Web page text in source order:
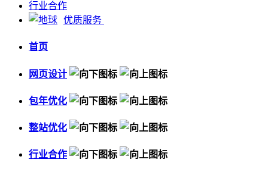
行业合作
优质服务
首页
网页设计
包年优化
整站优化
行业合作